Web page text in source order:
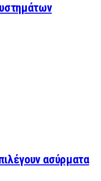
ασύρματα